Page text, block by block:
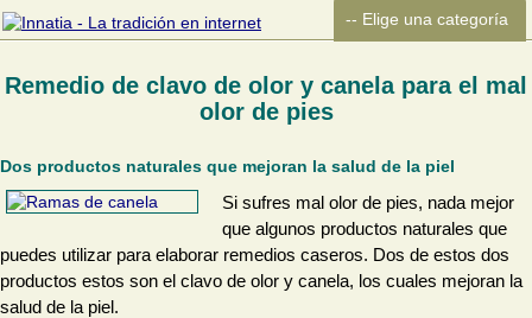
Remedio de clavo de olor y canela para el mal
olor de pies
Dos productos naturales que mejoran la salud de la piel
Si sufres mal olor de pies, nada mejor
que algunos productos naturales que
puedes utilizar para elaborar remedios caseros. Dos de estos dos
productos estos son el clavo de olor y canela, los cuales mejoran la
salud de la piel.